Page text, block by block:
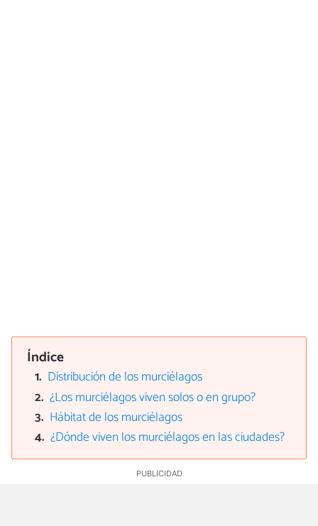
Índice
Distribución de los murciélagos
¿Los murciélagos viven solos o en grupo?
Hábitat de los murciélagos
¿Dónde viven los murciélagos en las ciudades?